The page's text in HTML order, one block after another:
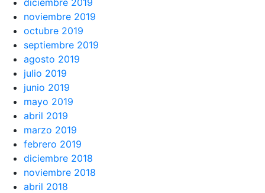
diciembre 2019
noviembre 2019
octubre 2019
septiembre 2019
agosto 2019
julio 2019
junio 2019
mayo 2019
abril 2019
marzo 2019
febrero 2019
diciembre 2018
noviembre 2018
abril 2018